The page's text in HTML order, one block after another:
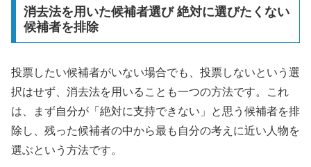
消去法を用いた候補者選び 絶対に選びたくない
候補者を排除
投票したい候補者がいない場合でも、投票しないという選
択はせず、消去法を用いることも一つの方法です。これ
は、まず自分が「絶対に支持できない」と思う候補者を排
除し、残った候補者の中から最も自分の考えに近い人物を
選ぶという方法です。